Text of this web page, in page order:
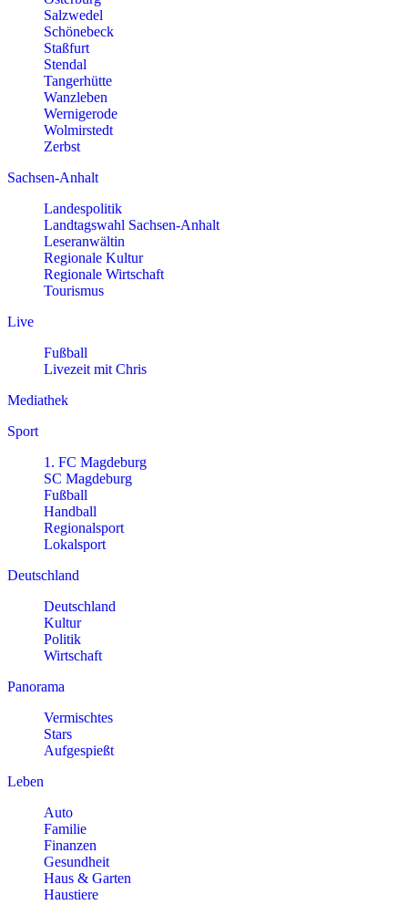
Salzwedel
Schönebeck
Staßfurt
Stendal
Tangerhütte
Wanzleben
Wernigerode
Wolmirstedt
Zerbst
Sachsen-Anhalt
Landespolitik
Landtagswahl Sachsen-Anhalt
Leseranwältin
Regionale Kultur
Regionale Wirtschaft
Tourismus
Live
Fußball
Livezeit mit Chris
Mediathek
Sport
1. FC Magdeburg
SC Magdeburg
Fußball
Handball
Regionalsport
Lokalsport
Deutschland
Deutschland
Kultur
Politik
Wirtschaft
Panorama
Vermischtes
Stars
Aufgespießt
Leben
Auto
Familie
Finanzen
Gesundheit
Haus & Garten
Haustiere